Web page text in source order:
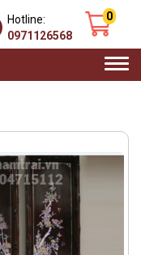
0
Hotline:
0971126568